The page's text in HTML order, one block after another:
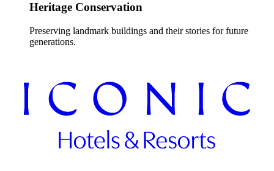
Heritage Conservation​​​​‌ ‍ ​‍​‍‌‍ ‌ ​‍‌‍‍‌‌‍‌ ‌‍‍‌‌‍ ‍​‍​‍​ ‍‍​‍​‍‌ ​ ‌‍​‌‌‍ ‍‌‍‍‌‌ ‌​‌ ‍‌​‍ ‍‌‍‍‌‌‍ ​‍​‍​‍ ​​‍​‍‌‍‍​‌ ​‍‌‍‌‌‌‍‌‍​‍​‍​ ‍‍​‍​‍‌‍‍​‌ ‌​‌ ‌​‌ ​​‌ ​ ​ ‍‍​‍ ​‍ ‌‍ ​​‍ ‌‌‍​‌‌‍ ‍‌‍‌​​‍ ‌‌ ​‍​‍ ‌‌‍‍​‌‍ ‌ ‌​‌‍‌‌‌‍ ​‌ ​ ​‍ ‌‌ ​ ‌ ‌​‌ ‌‌‌‍‌​‌‍‍‌‌‍ ​‍ ‍‌ ‌‍‌‍‌‌‌ ​‍‌‍​ ‌‍‌‌‌‍ ​​‍ ‍‌‍​‌‌ ​​‌ ​​​‍ ‌‍‍‌‌‍ ‍‌ ‌​‌‍‌‌‌‍ ‍‌ ‌​​‍ ‌‍‌‌‌‍‌​‌‍‍‌‌ ‌​​‍ ‌‍ ‌‌‍ ‌‍‌​‌‍‌‌​ ‌‌ ​​‌ ​‍‌‍‌‌‌ ​ ‌‍‌‌‌‍ ‍‌ ‌​‌‍​‌‌ ‌​‌‍‍‌‌‍ ‌‍ ‍​ ‍ ‌‍‍‌‌‍‌​​ ‌‌‍‌‍​ ‍‌‌‍‌‍‌‍​‌​ ‍‌‌‍‌‍​ ​ ‌‍‌‍​‍ ‌​ ‌ ​ ‍​​ ‍‌‌‍‌‍​‍ ‌​ ‌​​ ​‍‌‍​‌​ ​‌​‍ ‌​ ‍‌​ ‌​‌‍‌‍​ ​‍​‍ ‌‌‍‌‌​ ​​‌‍‌‍‌‍​‌‌‍‌‍​ ‌‍‌‍‌‍​ ​​​ ‌ ​ ‌‍​ ‌​​ ​ ​ ‍ ‌ ‌​‌ ‍‌‌ ​​‌‍‌‌​ ‌‌ ​​‌‍​‌‌‍‌ ‌‍‌‌​ ‍ ‌ ​​‌‍​‌‌ ‌​‌‍‍​​ ‌‌ ​​‌‍​‌‌‍‌ ‌‍‌‌‌​​‍‌ ‌‌‌‍‍‌‌‍ ​‌‍‌​‌‍‌‌‌ ​‍​‍‌‌​ ‌‌‌​​‍‌‌ ‌‍‍ ‌‍‌‌‌ ‍‌​‍‌‌​ ​ ‌​‌​​‍‌‌​ ​ ‌​‌​​‍‌‌​ ​‍​ ​‍​ ​‌‌‍‌​​ ‌‍‌‍​ ​ ‍​​ ​‍‌‍​ ​ ​‌​ ‌​‌‍‌‌‌‍‌​​ ‌ ​‍‌‌​ ​‍​ ​‍​‍‌‌​ ‌‌‌​‌​​‍ ‍‌‍​ ‌‍​‌‌ ​‍‌‍‌​‌ ​ ​‍‌‌​ ‌‌‌​​‍‌‌ ‌‍‍ ‌‍‌‌‌ ‍‌​‍‌‌​ ​ ‌​‌​​‍‌‌​ ​ ‌​‌​​‍‌‌​ ​‍​ ​‍​ ‍​​ ‌‌​ ‌‍‌‍‌​‌‍​‍​ ‌​‌‍‌​‌‍‌​​ ​‌‌‍​‍​ ‌ ‌‍‌‌​‍‌‌​ ​‍​ ​‍​‍‌‌​ ‌‌‌​‌​​‍ ‍‌ ‌​‌‍‍‌‌ ‌​‌‍ ​‌‍‌‌​ ‌‍​‍‌‍​‌‌ ​ ‌‍‌‌‌‌‌‌‌ ​‍‌‍ ​​ ‌‌‍‍​‌ ‌​‌ ‌​‌ ​​‌ ​ ​‍‌‌​ ​ ‌​​‌​‍‌‌​ ​‍‌​‌‍​‍‌‌​ ​‍‌​‌‍‌‍ ​​‍ ‌‌‍​‌‌‍ ‍‌‍‌​​‍ ‌‌ ​‍​‍ ‌‌‍‍​‌‍ ‌ ‌​‌‍‌‌‌‍ ​‌ ​ ​‍ ‌‌ ​ ‌ ‌​‌ ‌‌‌‍‌​‌‍‍‌‌‍ ​‍ ‍‌ ‌‍‌‍‌‌‌ ​‍‌‍​ ‌‍‌‌‌‍ ​​‍ ‍‌‍​‌‌ ​​‌ ​​​‍‌‍‌‍‍‌‌‍‌​​ ‌‌‍‌‍​ ‍‌‌‍‌‍‌‍​‌​ ‍‌‌‍‌‍​ ​ ‌‍‌‍​‍ ‌​ ‌ ​ ‍​​ ‍‌‌‍‌‍​‍ ‌​ ‌​​ ​‍‌‍​‌​ ​‌​‍ ‌​ ‍‌​ ‌​‌‍‌‍​ ​‍​‍ ‌‌‍‌‌​ ​​‌‍‌‍‌‍​‌‌‍‌‍​ ‌‍‌‍‌‍​ ​​​ ‌ ​ ‌‍​ ‌​​ ​ ​‍‌‍‌ ‌​‌ ‍‌‌ ​​‌‍‌‌​ ‌‌ ​​‌‍​‌‌‍‌ ‌‍‌‌​‍‌‍‌ ​​‌‍​‌‌ ‌​‌‍‍​​ ‌‌ ​​‌‍​‌‌‍‌ ‌‍‌‌‌​​‍‌ ‌‌‌‍‍‌‌‍ ​‌‍‌​‌‍‌‌‌ ​‍​‍‌‌​ ‌‌‌​​‍‌‌ ‌‍‍ ‌‍‌‌‌ ‍‌​‍‌‌​ ​ ‌​‌​​‍‌‌​ ​ ‌​‌​​‍‌‌​ ​‍​ ​‍​ ​‌‌‍‌​​ ‌‍‌‍​ ​ ‍​​ ​‍‌‍​ ​ ​‌​ ‌​‌‍‌‌‌‍‌​​ ‌ ​‍‌‌​ ​‍​ ​‍​‍‌‌​ ‌‌‌​‌​​‍ ‍‌‍​ ‌‍​‌‌ ​‍‌‍‌​‌ ​ ​‍‌‌​ ‌‌‌​​‍‌‌ ‌‍‍ ‌‍‌‌‌ ‍‌​‍‌‌​ ​ ‌​‌​​‍‌‌​ ​ ‌​‌​​‍‌‌​ ​‍​ ​‍​ ‍​​ ‌‌​ ‌‍‌‍‌​‌‍​‍​ ‌​‌‍‌​‌‍‌​​ ​‌‌‍​‍​ ‌ ‌‍‌‌​‍‌‌​ ​‍​ ​‍​‍‌‌​ ‌‌‌​‌​​‍ ‍‌ ‌​‌‍‍‌‌ ‌​‌‍ ​‌‍‌‌​‍‌‍‌ ​​‌‍‌‌‌ ​‍‌ ​ ‌ ​​‌‍‌‌‌‍​ ‌ ‌​‌‍‍‌‌ ‌‍‌‍‌‌​ ‌‌ ​​‌ ‌‌‌‍​‍‌‍ ​‌‍‍‌‌ ​ ‌‍‍​‌‍‌‌‌‍‌​​‍​‍‌ ‌
Preserving landmark buildings and their stories for future
generations.​​​​‌ ‍ ​‍​‍‌‍ ‌ ​‍‌‍‍‌‌‍‌ ‌‍‍‌‌‍ ‍​‍​‍​ ‍‍​‍​‍‌ ​ ‌‍​‌‌‍ ‍‌‍‍‌‌ ‌​‌ ‍‌​‍ ‍‌‍‍‌‌‍ ​‍​‍​‍ ​​‍​‍‌‍‍​‌ ​‍‌‍‌‌‌‍‌‍​‍​‍​ ‍‍​‍​‍‌‍‍​‌ ‌​‌ ‌​‌ ​​‌ ​ ​ ‍‍​‍ ​‍ ‌‍ ​​‍ ‌‌‍​‌‌‍ ‍‌‍‌​​‍ ‌‌ ​‍​‍ ‌‌‍‍​‌‍ ‌ ‌​‌‍‌‌‌‍ ​‌ ​ ​‍ ‌‌ ​ ‌ ‌​‌ ‌‌‌‍‌​‌‍‍‌‌‍ ​‍ ‍‌ ‌‍‌‍‌‌‌ ​‍‌‍​ ‌‍‌‌‌‍ ​​‍ ‍‌‍​‌‌ ​​‌ ​​​‍ ‌‍‍‌‌‍ ‍‌ ‌​‌‍‌‌‌‍ ‍‌ ‌​​‍ ‌‍‌‌‌‍‌​‌‍‍‌‌ ‌​​‍ ‌‍ ‌‌‍ ‌‍‌​‌‍‌‌​ ‌‌ ​​‌ ​‍‌‍‌‌‌ ​ ‌‍‌‌‌‍ ‍‌ ‌​‌‍​‌‌ ‌​‌‍‍‌‌‍ ‌‍ ‍​ ‍ ‌‍‍‌‌‍‌​​ ‌‌‍‌‍​ ‍‌‌‍‌‍‌‍​‌​ ‍‌‌‍‌‍​ ​ ‌‍‌‍​‍ ‌​ ‌ ​ ‍​​ ‍‌‌‍‌‍​‍ ‌​ ‌​​ ​‍‌‍​‌​ ​‌​‍ ‌​ ‍‌​ ‌​‌‍‌‍​ ​‍​‍ ‌‌‍‌‌​ ​​‌‍‌‍‌‍​‌‌‍‌‍​ ‌‍‌‍‌‍​ ​​​ ‌ ​ ‌‍​ ‌​​ ​ ​ ‍ ‌ ‌​‌ ‍‌‌ ​​‌‍‌‌​ ‌‌ ​​‌‍​‌‌‍‌ ‌‍‌‌​ ‍ ‌ ​​‌‍​‌‌ ‌​‌‍‍​​ ‌‌ ​​‌‍​‌‌‍‌ ‌‍‌‌‌​​‍‌ ‌‌‌‍‍‌‌‍ ​‌‍‌​‌‍‌‌‌ ​‍​‍‌‌​ ‌‌‌​​‍‌‌ ‌‍‍ ‌‍‌‌‌ ‍‌​‍‌‌​ ​ ‌​‌​​‍‌‌​ ​ ‌​‌​​‍‌‌​ ​‍​ ​‍​ ​‌‌‍‌​​ ‌‍‌‍​ ​ ‍​​ ​‍‌‍​ ​ ​‌​ ‌​‌‍‌‌‌‍‌​​ ‌ ​‍‌‌​ ​‍​ ​‍​‍‌‌​ ‌‌‌​‌​​‍ ‍‌‍​ ‌‍​‌‌ ​‍‌‍‌​‌ ​ ​‍‌‌​ ‌‌‌​​‍‌‌ ‌‍‍ ‌‍‌‌‌ ‍‌​‍‌‌​ ​ ‌​‌​​‍‌‌​ ​ ‌​‌​​‍‌‌​ ​‍​ ​‍​ ‍​​ ‌‌​ ‌‍‌‍‌​‌‍​‍​ ‌​‌‍‌​‌‍‌​​ ​‌‌‍​‍​ ‌ ‌‍‌‌​‍‌‌​ ​‍​ ​‍​‍‌‌​ ‌‌‌​‌​​‍ ‍‌‍​ ‌‍ ‌ ​​‌ ‍‌​ ‌‍​‍‌‍​‌‌ ​ ‌‍‌‌‌‌‌‌‌ ​‍‌‍ ​​ ‌‌‍‍​‌ ‌​‌ ‌​‌ ​​‌ ​ ​‍‌‌​ ​ ‌​​‌​‍‌‌​ ​‍‌​‌‍​‍‌‌​ ​‍‌​‌‍‌‍ ​​‍ ‌‌‍​‌‌‍ ‍‌‍‌​​‍ ‌‌ ​‍​‍ ‌‌‍‍​‌‍ ‌ ‌​‌‍‌‌‌‍ ​‌ ​ ​‍ ‌‌ ​ ‌ ‌​‌ ‌‌‌‍‌​‌‍‍‌‌‍ ​‍ ‍‌ ‌‍‌‍‌‌‌ ​‍‌‍​ ‌‍‌‌‌‍ ​​‍ ‍‌‍​‌‌ ​​‌ ​​​‍‌‍‌‍‍‌‌‍‌​​ ‌‌‍‌‍​ ‍‌‌‍‌‍‌‍​‌​ ‍‌‌‍‌‍​ ​ ‌‍‌‍​‍ ‌​ ‌ ​ ‍​​ ‍‌‌‍‌‍​‍ ‌​ ‌​​ ​‍‌‍​‌​ ​‌​‍ ‌​ ‍‌​ ‌​‌‍‌‍​ ​‍​‍ ‌‌‍‌‌​ ​​‌‍‌‍‌‍​‌‌‍‌‍​ ‌‍‌‍‌‍​ ​​​ ‌ ​ ‌‍​ ‌​​ ​ ​‍‌‍‌ ‌​‌ ‍‌‌ ​​‌‍‌‌​ ‌‌ ​​‌‍​‌‌‍‌ ‌‍‌‌​‍‌‍‌ ​​‌‍​‌‌ ‌​‌‍‍​​ ‌‌ ​​‌‍​‌‌‍‌ ‌‍‌‌‌​​‍‌ ‌‌‌‍‍‌‌‍ ​‌‍‌​‌‍‌‌‌ ​‍​‍‌‌​ ‌‌‌​​‍‌‌ ‌‍‍ ‌‍‌‌‌ ‍‌​‍‌‌​ ​ ‌​‌​​‍‌‌​ ​ ‌​‌​​‍‌‌​ ​‍​ ​‍​ ​‌‌‍‌​​ ‌‍‌‍​ ​ ‍​​ ​‍‌‍​ ​ ​‌​ ‌​‌‍‌‌‌‍‌​​ ‌ ​‍‌‌​ ​‍​ ​‍​‍‌‌​ ‌‌‌​‌​​‍ ‍‌‍​ ‌‍​‌‌ ​‍‌‍‌​‌ ​ ​‍‌‌​ ‌‌‌​​‍‌‌ ‌‍‍ ‌‍‌‌‌ ‍‌​‍‌‌​ ​ ‌​‌​​‍‌‌​ ​ ‌​‌​​‍‌‌​ ​‍​ ​‍​ ‍​​ ‌‌​ ‌‍‌‍‌​‌‍​‍​ ‌​‌‍‌​‌‍‌​​ ​‌‌‍​‍​ ‌ ‌‍‌‌​‍‌‌​ ​‍​ ​‍​‍‌‌​ ‌‌‌​‌​​‍ ‍‌‍​ ‌‍ ‌ ​​‌ ‍‌​‍‌‍‌ ​​‌‍‌‌‌ ​‍‌ ​ ‌ ​​‌‍‌‌‌‍​ ‌ ‌​‌‍‍‌‌ ‌‍‌‍‌‌​ ‌‌ ​​‌ ‌‌‌‍​‍‌‍ ​‌‍‍‌‌ ​ ‌‍‍​‌‍‌‌‌‍‌​​‍​‍‌ ‌